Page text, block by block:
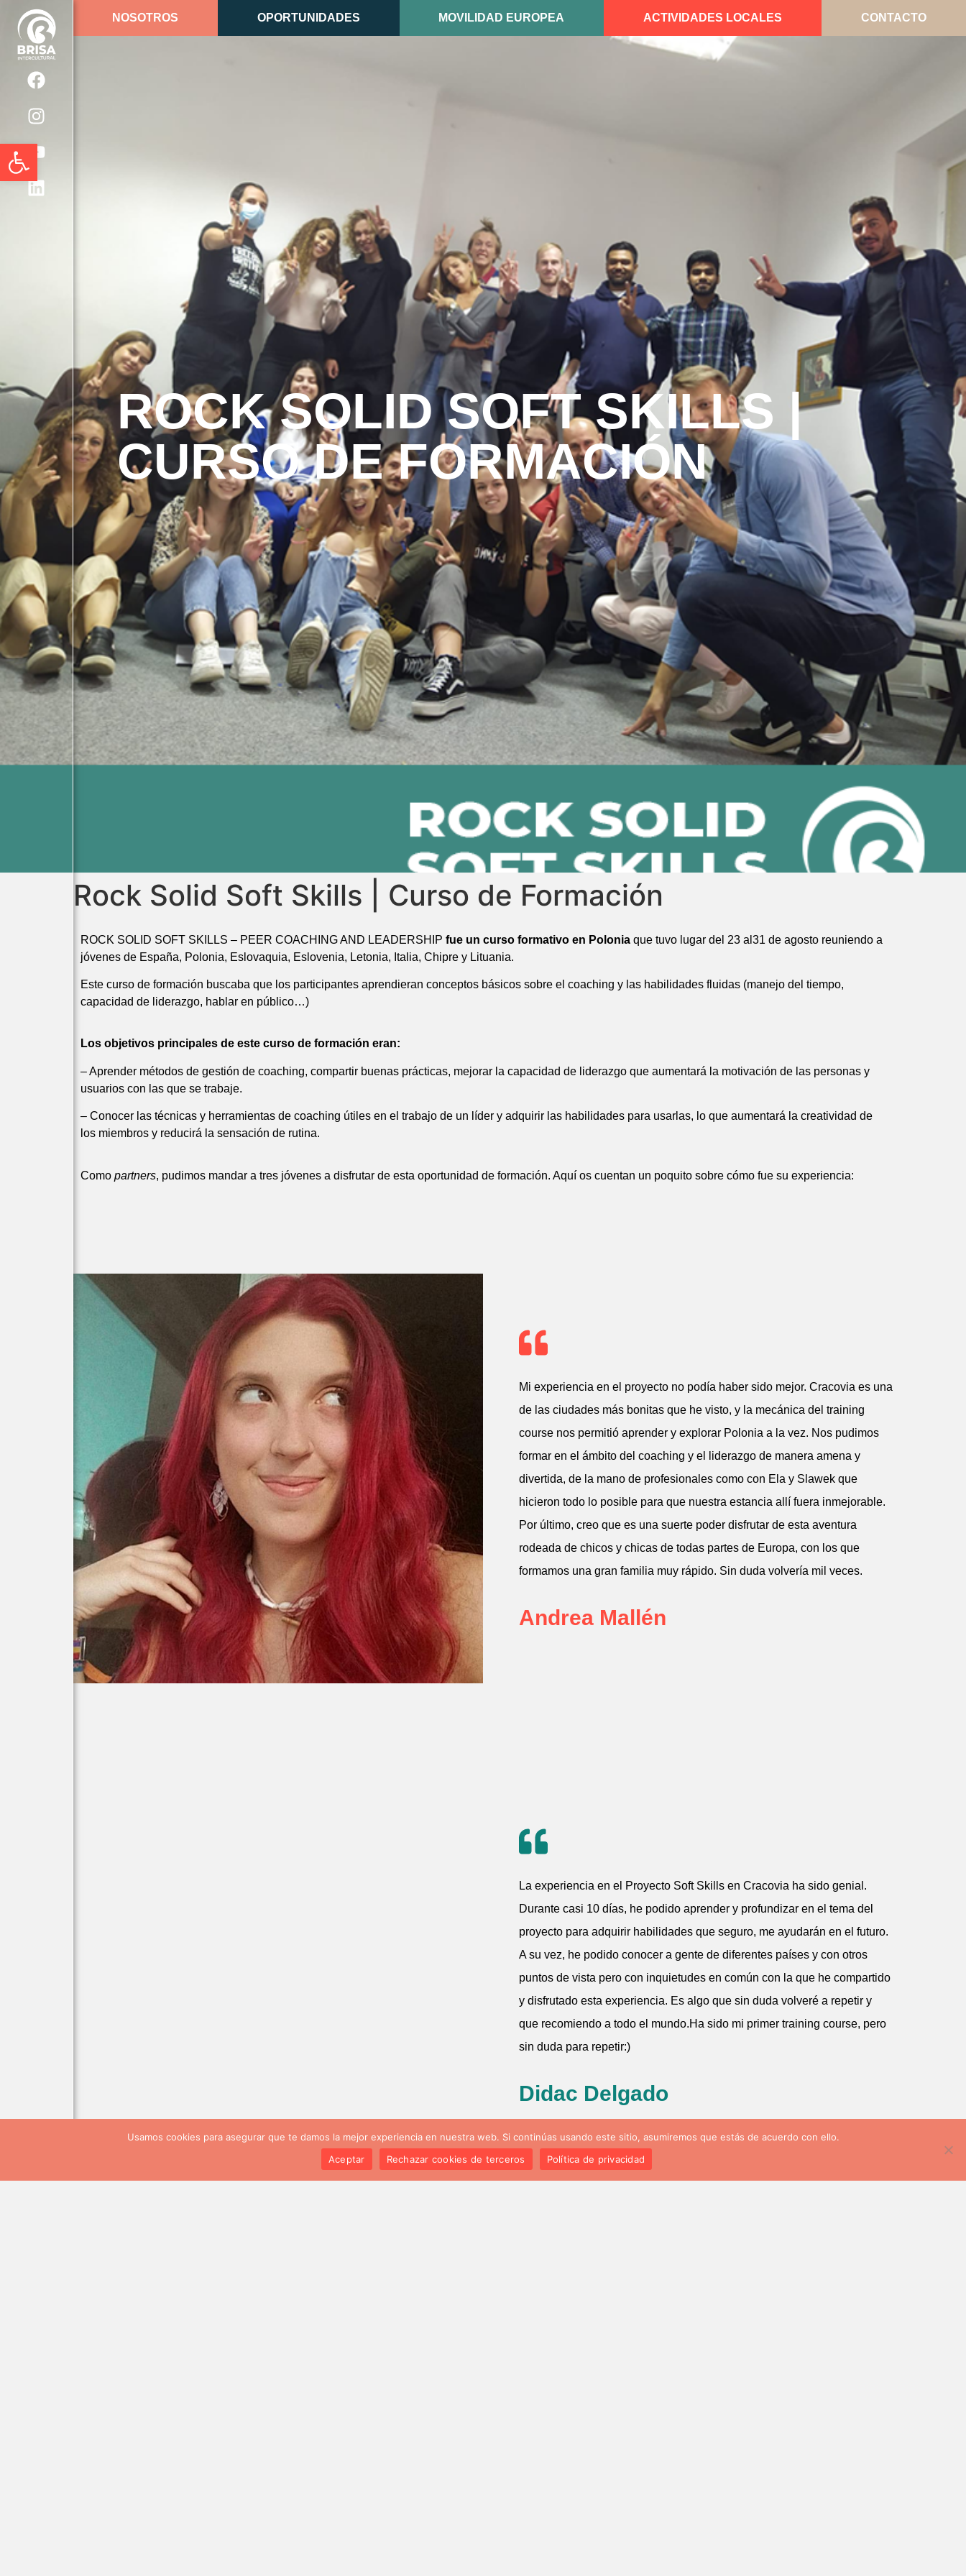
Abrir barra de herramientas
NOSOTROS OPORTUNIDADES MOVILIDAD EUROPEA ACTIVIDADES LOCALES CONTACTO
ROCK SOLID SOFT SKILLS |
CURSO DE FORMACIÓN
Rock Solid Soft Skills | Curso de Formación
ROCK SOLID SOFT SKILLS – PEER COACHING AND LEADERSHIP fue un curso formativo en Polonia que tuvo lugar del 23 al31 de agosto reuniendo a
jóvenes de España, Polonia, Eslovaquia, Eslovenia, Letonia, Italia, Chipre y Lituania.
Este curso de formación buscaba que los participantes aprendieran conceptos básicos sobre el coaching y las habilidades fluidas (manejo del tiempo,
capacidad de liderazgo, hablar en público…)
Los objetivos principales de este curso de formación eran:
– Aprender métodos de gestión de coaching, compartir buenas prácticas, mejorar la capacidad de liderazgo que aumentará la motivación de las personas y
usuarios con las que se trabaje.
– Conocer las técnicas y herramientas de coaching útiles en el trabajo de un líder y adquirir las habilidades para usarlas, lo que aumentará la creatividad de
los miembros y reducirá la sensación de rutina.
Como partners, pudimos mandar a tres jóvenes a disfrutar de esta oportunidad de formación. Aquí os cuentan un poquito sobre cómo fue su experiencia:
Mi experiencia en el proyecto no podía haber sido mejor. Cracovia es una
de las ciudades más bonitas que he visto, y la mecánica del training
course nos permitió aprender y explorar Polonia a la vez. Nos pudimos
formar en el ámbito del coaching y el liderazgo de manera amena y
divertida, de la mano de profesionales como con Ela y Slawek que
hicieron todo lo posible para que nuestra estancia allí fuera inmejorable.
Por último, creo que es una suerte poder disfrutar de esta aventura
rodeada de chicos y chicas de todas partes de Europa, con los que
formamos una gran familia muy rápido. Sin duda volvería mil veces.
Andrea Mallén
La experiencia en el Proyecto Soft Skills en Cracovia ha sido genial.
Durante casi 10 días, he podido aprender y profundizar en el tema del
proyecto para adquirir habilidades que seguro, me ayudarán en el futuro.
A su vez, he podido conocer a gente de diferentes países y con otros
puntos de vista pero con inquietudes en común con la que he compartido
y disfrutado esta experiencia. Es algo que sin duda volveré a repetir y
que recomiendo a todo el mundo.Ha sido mi primer training course, pero
sin duda para repetir:)
Didac Delgado
Usamos cookies para asegurar que te damos la mejor experiencia en nuestra web. Si continúas usando este sitio, asumiremos que estás de acuerdo con ello.
Aceptar
Rechazar cookies de terceros Política de privacidad